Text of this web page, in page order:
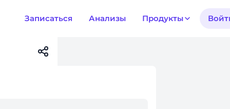
Записаться Анализы Продукты